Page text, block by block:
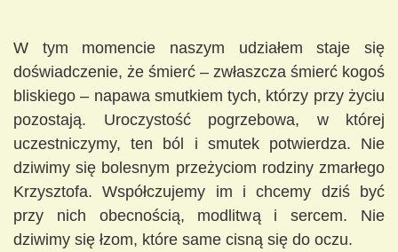
W tym momencie naszym udziałem staje się
doświadczenie, że śmierć – zwłaszcza śmierć kogoś
bliskiego – napawa smutkiem tych, którzy przy życiu
pozostają. Uroczystość pogrzebowa, w której
uczestniczymy, ten ból i smutek potwierdza. Nie
dziwimy się bolesnym przeżyciom rodziny zmarłego
Krzysztofa. Współczujemy im i chcemy dziś być
przy nich obecnością, modlitwą i sercem. Nie
dziwimy się łzom, które same cisną się do oczu.